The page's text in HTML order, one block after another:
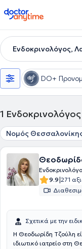
doctoranytime
Ενδοκρινολόγος,
DO+
1
Νομός
9.9|271
Σχετικά με την
Η Θεοδωρίδη Τζούλη
ιδιωτικό ιατρείο στη